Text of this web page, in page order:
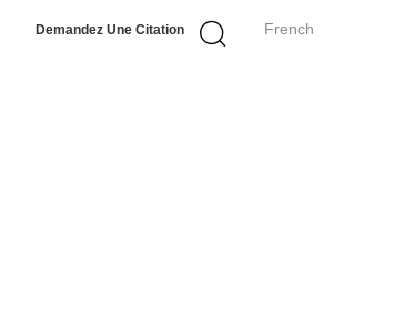
French
Demandez Une Citation